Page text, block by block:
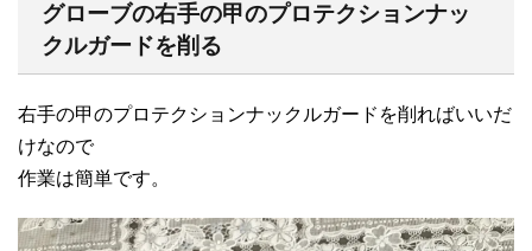
グローブの右手の甲のプロテクションナッ
クルガードを削る
右手の甲のプロテクションナックルガードを削ればいいだ
けなので
作業は簡単です。